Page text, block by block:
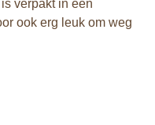
verpakt in een
ook erg leuk om weg